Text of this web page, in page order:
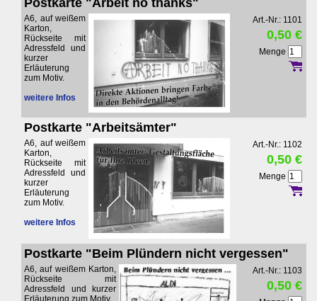
Postkarte "Arbeit no thanks"
A6, auf weißem
Karton,
Rückseite mit
Adressfeld und
kurzer
Erläuterung
zum Motiv.
weitere Infos
Art.-Nr.: 1101
0,50 €
Menge
Postkarte "Arbeitsämter"
A6, auf weißem
Karton,
Rückseite mit
Adressfeld und
kurzer
Erläuterung
zum Motiv.
weitere Infos
Art.-Nr.: 1102
0,50 €
Menge
Postkarte "Beim Plündern nicht vergessen"
A6, auf weißem Karton,
Rückseite mit
Adressfeld und kurzer
Erläuterung zum Motiv.
Art.-Nr.: 1103
0,50 €